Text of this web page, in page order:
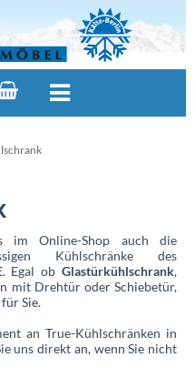
Online-Shop auch die
Kühlschränke des
. Egal obGlastürkühlschrank,
mit Drehtür oder Schiebetür,
Sie.
an True-Kühlschränken in
uns direkt an, wenn Sie nicht